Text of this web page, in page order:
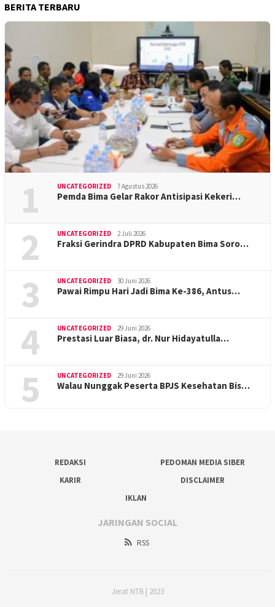
BERITA TERBARU
1 UNCATEGORIZED 7 Agustus 2026
Pemda Bima Gelar Rakor Antisipasi Kekeri…
2 UNCATEGORIZED 2 Juli 2026
Fraksi Gerindra DPRD Kabupaten Bima Soro…
3 UNCATEGORIZED 30 Juni 2026
Pawai Rimpu Hari Jadi Bima Ke-386, Antus…
4 UNCATEGORIZED 29 Juni 2026
Prestasi Luar Biasa, dr. Nur Hidayatulla…
5 UNCATEGORIZED 29 Juni 2026
Walau Nunggak Peserta BPJS Kesehatan Bis…
REDAKSI
PEDOMAN MEDIA SIBER
KARIR
DISCLAIMER
IKLAN
JARINGAN SOCIAL
RSS
Jerat NTB | 2023